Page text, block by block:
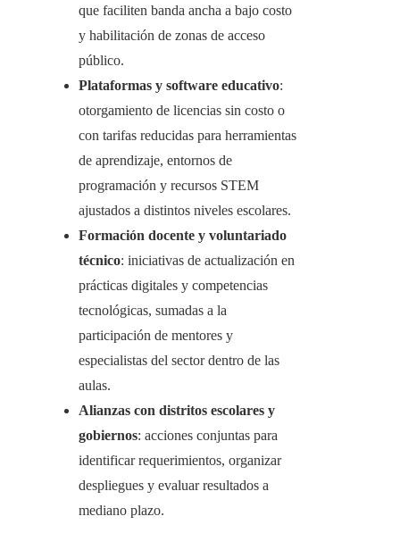
que faciliten banda ancha a bajo costo
y habilitación de zonas de acceso
público.
Plataformas y software educativo:
otorgamiento de licencias sin costo o
con tarifas reducidas para herramientas
de aprendizaje, entornos de
programación y recursos STEM
ajustados a distintos niveles escolares.
Formación docente y voluntariado
técnico: iniciativas de actualización en
prácticas digitales y competencias
tecnológicas, sumadas a la
participación de mentores y
especialistas del sector dentro de las
aulas.
Alianzas con distritos escolares y
gobiernos: acciones conjuntas para
identificar requerimientos, organizar
despliegues y evaluar resultados a
mediano plazo.